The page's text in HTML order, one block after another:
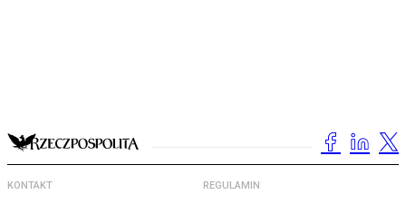
KONTAKT REGULAMIN